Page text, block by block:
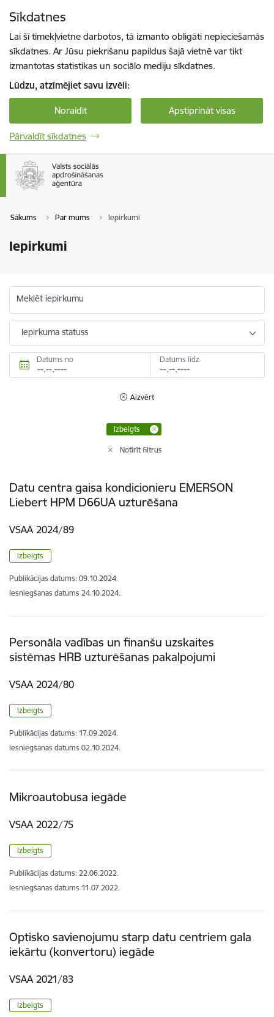
Sīkdatnes
Lai šī tīmekļvietne darbotos, tā izmanto obligāti nepieciešamās
sīkdatnes. Ar Jūsu piekrišanu papildus šajā vietnē var tikt
izmantotas statistikas un sociālo mediju sīkdatnes.
Lūdzu, atzīmējiet savu izvēli:
Noraidīt Apstiprināt visas
Pārvaldīt sīkdatnes
Sākums Par mums Iepirkumi
Iepirkumi
Meklēt iepirkumu
Iepirkuma statuss
Datums no Datums līdz
Aizvērt
Izbeigts
Notīrīt filtrus
Datu centra gaisa kondicionieru EMERSON
Liebert HPM D66UA uzturēšana
VSAA 2024/89
Izbeigts
Publikācijas datums: 09.10.2024.
Iesniegšanas datums 24.10.2024.
Personāla vadības un finanšu uzskaites
sistēmas HRB uzturēšanas pakalpojumi
VSAA 2024/80
Izbeigts
Publikācijas datums: 17.09.2024.
Iesniegšanas datums 02.10.2024.
Mikroautobusa iegāde
VSAA 2022/75
Izbeigts
Publikācijas datums: 22.06.2022.
Iesniegšanas datums 11.07.2022.
Optisko savienojumu starp datu centriem gala
iekārtu (konvertoru) iegāde
VSAA 2021/83
Izbeigts